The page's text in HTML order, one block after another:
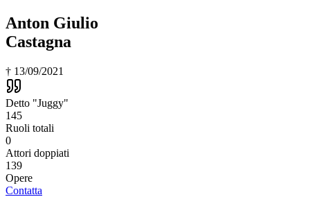
Anton Giulio
Castagna
† 13/09/2021
Detto "Juggy"
145
Ruoli totali
0
Attori doppiati
139
Opere
Contatta